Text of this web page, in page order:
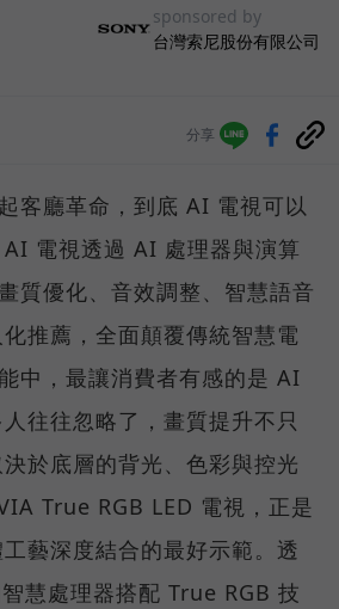
sponsored by
台灣索尼股份有限公司
分享
客廳革命，到底 AI 電視可以
電視透過 AI 處理器與演算
質優化、音效調整、智慧語音
推薦，全面顛覆傳統智慧電
中，最讓消費者有感的是 AI
往往忽略了，畫質提升不只
於底層的背光、色彩與控光
True RGB LED 電視，正是
藝深度結合的最好示範。透
慧處理器搭配 True RGB 技